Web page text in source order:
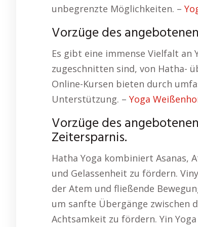
unbegrenzte Möglichkeiten. –
Vorzüge des
Es gibt eine immense Vielfalt an
zugeschnitten sind, von Hatha-
Online-Kursen bieten durch
Unterstützung. – Yoga
Vorzüge des
Zeitersparnis.
Hatha Yoga kombiniert Asanas,
und Gelassenheit zu fördern.
der Atem und fließende
um sanfte Übergänge zwischen
Achtsamkeit zu fördern. Yin